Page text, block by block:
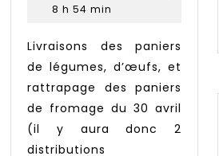
Mireille
8 h 54 min
Livraisons des paniers
de légumes, d’œufs, et
rattrapage des paniers
de fromage du 30 avril
(il y aura donc 2
distributions